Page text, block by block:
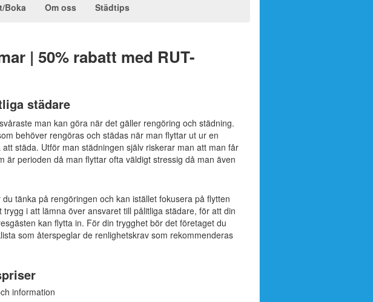
Boka Om oss Städtips
| 50% rabatt med RUT-
städare
man kan göra när det gäller rengöring och städning.
behöver rengöras och städas när man flyttar ut ur en
städa. Utför man städningen själv riskerar man att man får
är perioden då man flyttar ofta väldigt stressig då man även
tänka på rengöringen och kan istället fokusera på flytten
i att lämna över ansvaret till pålitliga städare, för att din
kan flytta in. För din trygghet bör det företaget du
som återspeglar de renlighetskrav som rekommenderas
information